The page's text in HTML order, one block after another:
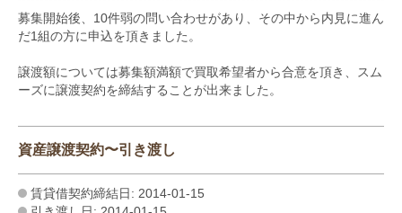
募集開始後、10件弱の問い合わせがあり、その中から内見に進ん
だ1組の方に申込を頂きました。
譲渡額については募集額満額で買取希望者から合意を頂き、スム
ーズに譲渡契約を締結することが出来ました。
資産譲渡契約〜引き渡し
賃貸借契約締結日: 2014-01-15